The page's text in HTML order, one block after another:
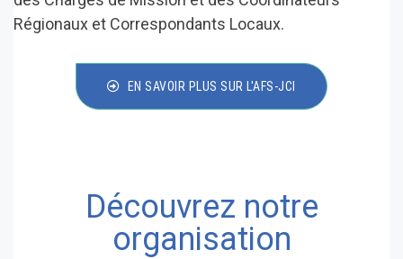
Régionaux et Correspondants Locaux.
EN SAVOIR PLUS SUR L'AFS-JCI
Découvrez notre
organisation